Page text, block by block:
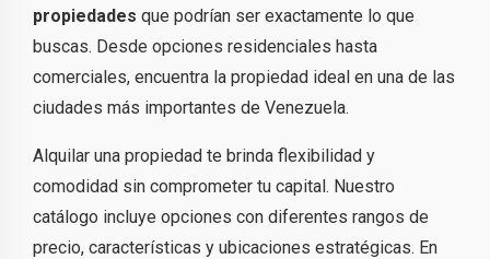
propiedades que podrían ser exactamente lo que
buscas. Desde opciones residenciales hasta
comerciales, encuentra la propiedad ideal en una de las
ciudades más importantes de Venezuela.
Alquilar una propiedad te brinda flexibilidad y
comodidad sin comprometer tu capital. Nuestro
catálogo incluye opciones con diferentes rangos de
precio, características y ubicaciones estratégicas. En